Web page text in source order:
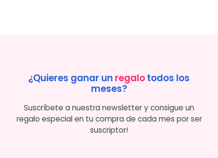
¿Quieres ganar un regalotodos los
meses?
Suscríbete a nuestra newsletter y consigue un
regalo especial en tu compra de cada mes por ser
suscriptor!